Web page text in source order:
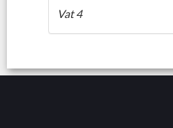
Vat 4